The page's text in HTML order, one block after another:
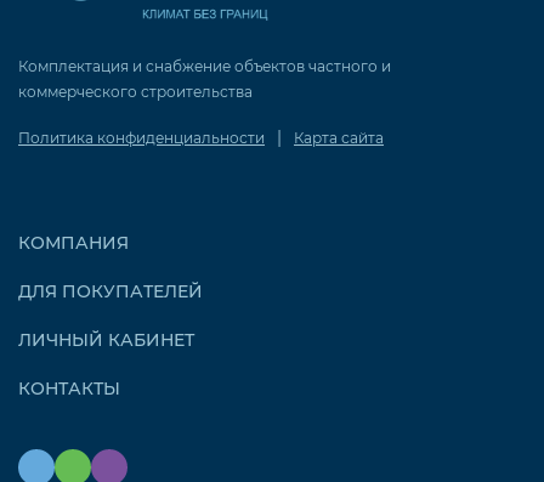
Комплектация и снабжение объектов частного и
коммерческого строительства
Политика конфиденциальности | Карта сайта
КОМПАНИЯ
ДЛЯ ПОКУПАТЕЛЕЙ
ЛИЧНЫЙ КАБИНЕТ
КОНТАКТЫ